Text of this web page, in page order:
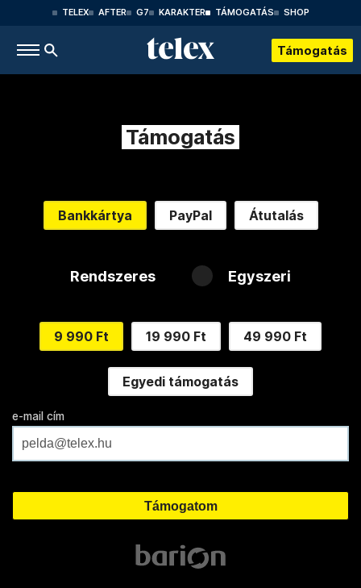
TELEX AFTER G7 KARAKTER TÁMOGATÁS SHOP
Támogatás
Támogatás
Bankkártya PayPal Átutalás
Rendszeres Egyszeri
9 990 Ft 19 990 Ft 49 990 Ft
Egyedi támogatás
e-mail cím